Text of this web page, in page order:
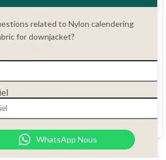
Des questions ?
86.15051486055
sur 24, 7 jours sur 7
related to Nylon calendering
for downjacket?
WhatsApp Nous
Brasil